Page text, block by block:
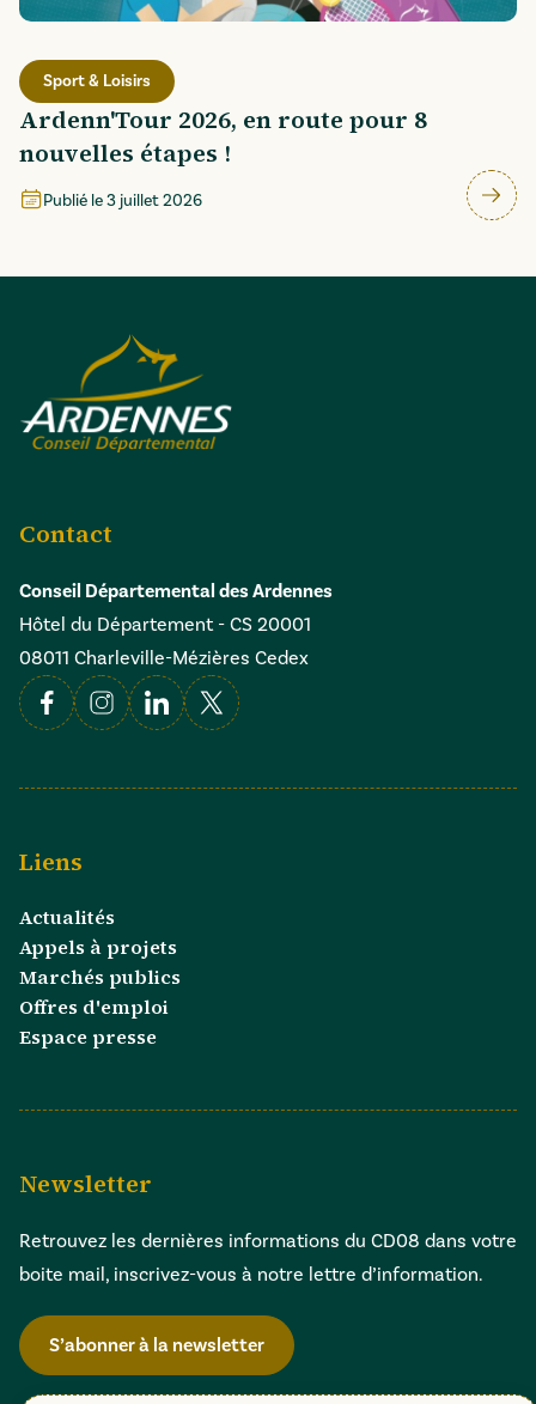
Sport & Loisirs
Ardenn'Tour 2026, en route pour 8
nouvelles étapes !
Publié le3 juillet 2026
Contact
Conseil Départemental des Ardennes
Hôtel du Département - CS 20001
08011 Charleville-Mézières Cedex
FacebookInstagramLinkedin
X
Liens
Actualités
Appels à projets
Marchés publics
Offres d'emploi
Espace presse
Newsletter
Retrouvez les dernières informations du CD08 dans votre
boite mail, inscrivez-vous à notre lettre d’information.
S’abonner à la newsletter